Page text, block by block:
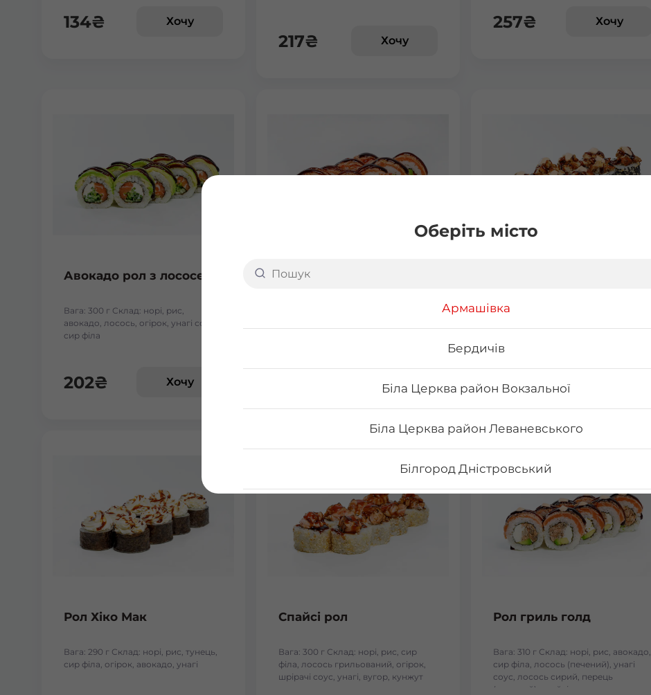
Оберіть місто
Армашівка
Бердичів
Біла Церква район Вокзальної
Біла Церква район Леваневського
Білгород Дністровський
Бориспіль Головатого
Бориспіль Робітнича
Бровари Торгмаш Москаленка
134₴ Хочу
217₴ Хочу
257₴ Хочу
Авокадо рол з лососем
Вага: 300 г Склад: норі, рис,
авокадо, лосось, огірок, унагі соуc,
сир філа
202₴ Хочу
Гранд Рол
Хочу
Вага: 300 г Склад: норі, рис, сир
246₴
Рол Хіко Мак
Вага: 290 г Склад: норі, рис, тунець,
сир філа, огірок, авокадо, унагі
Спайсі рол
Вага: 300 г Склад: норі, рис, сир
філа, лосось грильований, огірок,
шрірачі соус, унагі, вугор, кунжут
Рол гриль голд
Вага: 310 г Склад: норі, рис, авокадо,
сир філа, лосось (печений), унагі
соус, лосось сирий, перець
(мелений), спайсі соус